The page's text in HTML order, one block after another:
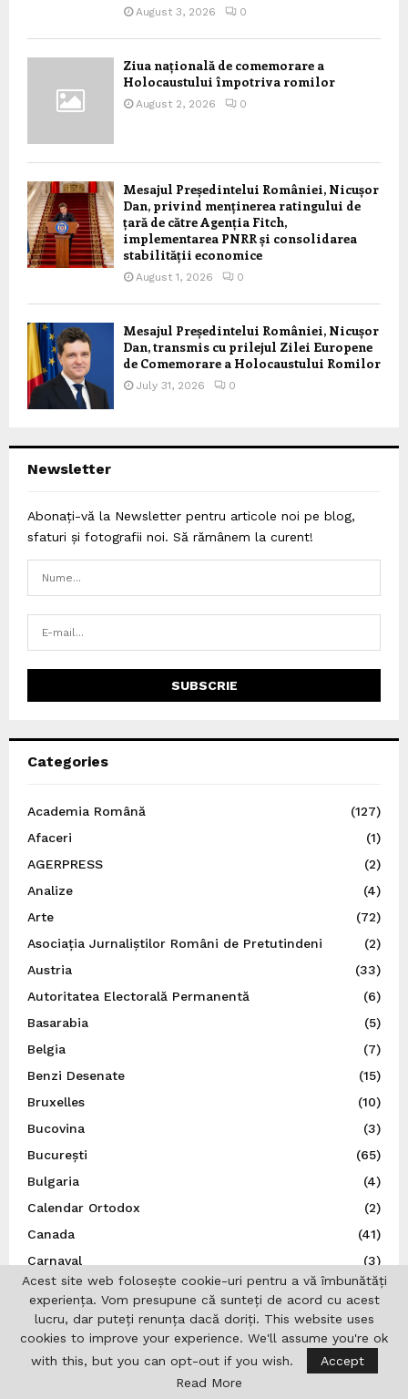
August 3, 2026 0
Ziua națională de comemorare a
Holocaustului împotriva romilor
August 2, 2026 0
Mesajul Președintelui României, Nicușor
Dan, privind menținerea ratingului de
țară de către Agenția Fitch,
implementarea PNRR și consolidarea
stabilității economice
August 1, 2026 0
Mesajul Președintelui României, Nicușor
Dan, transmis cu prilejul Zilei Europene
de Comemorare a Holocaustului Romilor
July 31, 2026 0
Newsletter
Abonați-vă la Newsletter pentru articole noi pe blog,
sfaturi și fotografii noi. Să rămânem la curent!
Categories
Academia Română
(127)
Afaceri
(1)
AGERPRESS
(2)
Analize
(4)
Arte
(72)
Asociația Jurnaliștilor Români de Pretutindeni
(2)
Austria
(33)
Autoritatea Electorală Permanentă
(6)
Basarabia
(5)
Belgia
(7)
Benzi Desenate
(15)
Bruxelles
(10)
Bucovina
(3)
București
(65)
Bulgaria
(4)
Calendar Ortodox
(2)
Canada
(41)
Carnaval
(3)
Cehia
(5)
China
Comunicat de presă
(284)
Concurs
(8)
Acest site web folosește cookie-uri pentru a vă îmbunătăți
experiența. Vom presupune că sunteți de acord cu acest
lucru, dar puteți renunța dacă doriți. This website uses
cookies to improve your experience. We'll assume you're ok
with this, but you can opt-out if you wish.
Accept
Read More